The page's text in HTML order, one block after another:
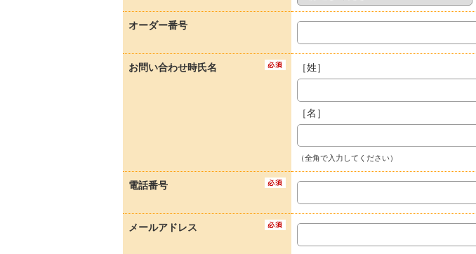
オーダー番号
お問い合わせ時氏名 ［姓］
［名］
（全角で入力してください）
電話番号
メールアドレス